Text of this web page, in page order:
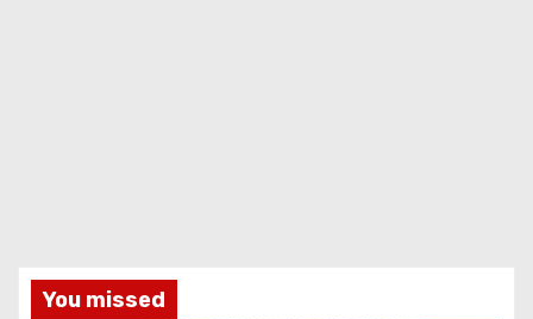
You missed